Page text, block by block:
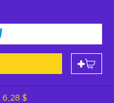
6,28 $